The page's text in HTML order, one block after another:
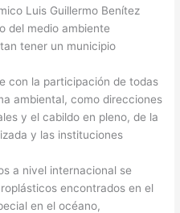
Luis Guillermo Benítez
del medio ambiente
tener un municipio
con la participación de todas
ambiental, como direcciones
y el cabildo en pleno, de la
y las instituciones
a nivel internacional se
encontrados en el
en el océano,